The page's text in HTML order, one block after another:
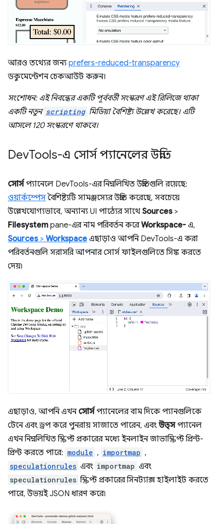
আরও তথ্যের জন্য prefers-reduced-transparency
ডকুমেন্টেশন চেকআউট করুন।
সংশোধন: এই নিবন্ধের একটি পূর্ববর্তী সংস্করণ এই রিলিজে থাকা
একটি নতুন scripting মিডিয়া বৈশিষ্ট্য উল্লেখ করেছে। এটি
আসলে 120 সংস্করণে থাকবে।
DevTools-এ সোর্স প্যানেলের উন্নতি
সোর্সপ্যানেলে DevTools-এর নিম্নলিখিত উন্নতিগুলি রয়েছে:
ওয়ার্কস্পেস বৈশিষ্ট্যটি সামঞ্জস্যের উন্নতি করেছে, সবচেয়ে
উল্লেখযোগ্যভাবে, অন্যান্য UI পাঠ্যের সাথে Sources>
Filesystem pane-এর নাম পরিবর্তন করেWorkspace- এ,
Sources> Workspace এছাড়াও আপনি DevTools-এ করা
পরিবর্তনগুলি সরাসরি আপনার সোর্স ফাইলগুলিতে সিঙ্ক করতে
দেয়৷
এছাড়াও, আপনি এখন সোর্সপ্যানেলের বাম দিকে প্যানগুলিকে
টেনে এবং ড্রপ করে পুনরায় সাজাতে পারেন, এবং উত্সপ্যানেল
এখন নিম্নলিখিত স্ক্রিপ্ট প্রকারের মধ্যে ইনলাইন জাভাস্ক্রিপ্ট প্রিন্ট-
প্রিন্ট করতে পারে: module , importmap ,
speculationrules এবং importmap এবং
speculationrules স্ক্রিপ্ট প্রকারের সিনট্যাক্স হাইলাইট করতে
পারে, উভয়ই JSON ধারণ করে৷